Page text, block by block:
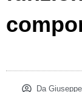
Da